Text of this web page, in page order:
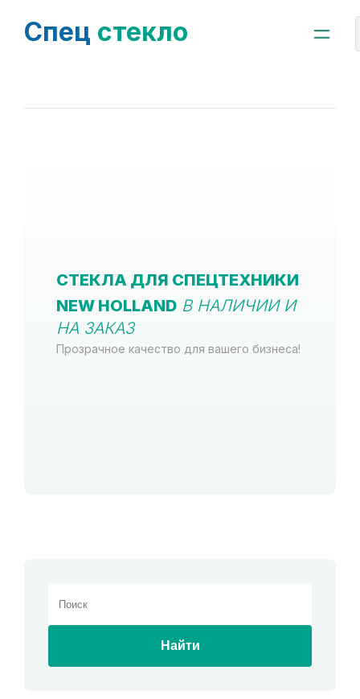
Спец стекло
СТЕКЛА ДЛЯ СПЕЦТЕХНИКИ
NEW HOLLAND В НАЛИЧИИ И
НА ЗАКАЗ
Прозрачное качество для вашего бизнеса!
Найти